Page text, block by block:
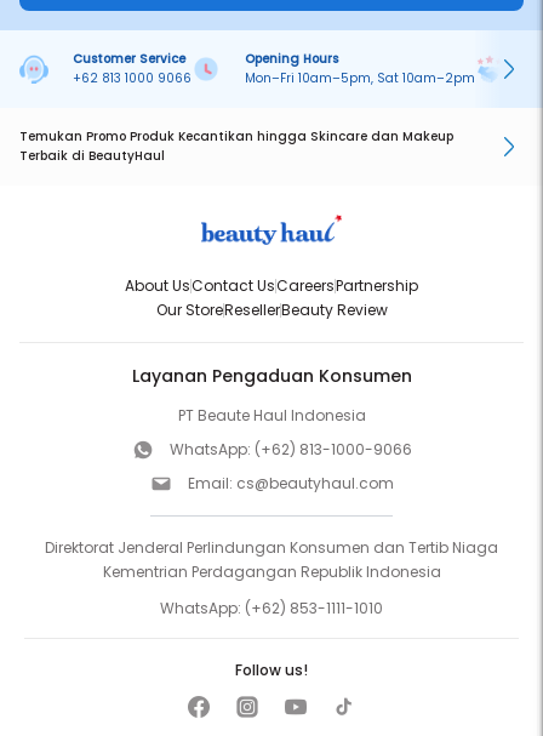
Customer Service
+62 813 1000 9066
Opening Hours
Mon–Fri 10am–5pm, Sat 10am–2pm
Temukan Promo Produk Kecantikan hingga Skincare dan Makeup
Terbaik di BeautyHaul
About UsContact UsCareersPartnership
Our StoreResellerBeauty Review
Layanan Pengaduan Konsumen
PT Beaute Haul Indonesia
WhatsApp: (+62) 813-1000-9066
Email: cs@beautyhaul.com
Direktorat Jenderal Perlindungan Konsumen dan Tertib Niaga
Kementrian Perdagangan Republik Indonesia
WhatsApp: (+62) 853-1111-1010
Follow us!